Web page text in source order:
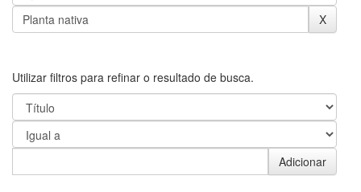
Utilizar filtros para refinar o resultado de busca.